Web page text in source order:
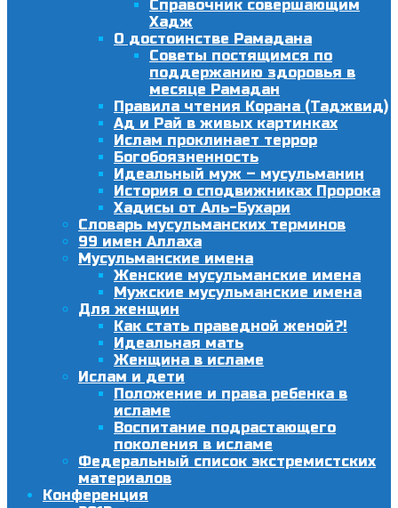
Справочник совершающим
Хадж
О достоинстве Рамадана
Советы постящимся по
поддержанию здоровья в
месяце Рамадан
Правила чтения Корана (Таджвид)
Ад и Рай в живых картинках
Ислам проклинает террор
Богобоязненность
Идеальный муж – мусульманин
История о сподвижниках Пророка
Хадисы от Аль-Бухари
Словарь мусульманских терминов
99 имен Аллаха
Мусульманские имена
Женские мусульманские имена
Мужские мусульманские имена
Для женщин
Как стать праведной женой?!
Идеальная мать
Женщина в исламе
Ислам и дети
Положение и права ребенка в
исламе
Воспитание подрастающего
поколения в исламе
Федеральный список экстремистских
материалов
Конференция